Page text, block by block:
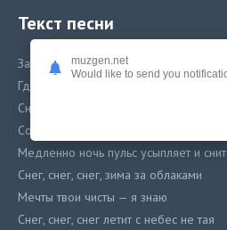
Текст песни
Запомни мир, каким он был, где
Где закрываются глаза, приходят снова
Сны не понятные уму, заполнят светом
Со вспышкой света поутру всё
Медленно ночь пульс усыпляет и
Снег, снег, снег, зима за облаками
Мечты твои чисты — я знаю
Снег, снег, снег летит с небес не тая
muzgen.net
Would like to send you